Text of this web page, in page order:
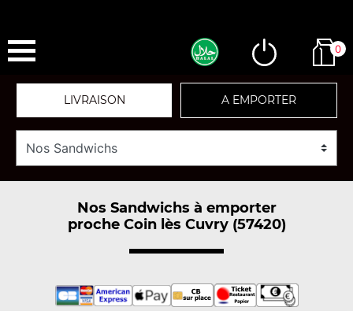
0
LIVRAISON A EMPORTER
Nos Sandwichs à emporter
proche Coin lès Cuvry (57420)